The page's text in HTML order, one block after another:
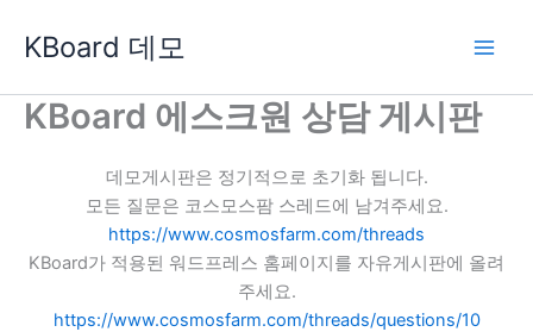
로
KBoard 데모
KBoard 에스크원 상담 게시판
데모게시판은 정기적으로 초기화 됩니다.
모든 질문은 코스모스팜 스레드에 남겨주세요.
https://www.cosmosfarm.com/threads
KBoard가 적용된 워드프레스 홈페이지를 자유게시판에 올려
주세요.
https://www.cosmosfarm.com/threads/questions/10